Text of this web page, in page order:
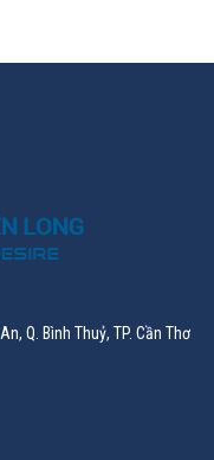
Q. Bình Thuỷ, TP. Cần Thơ